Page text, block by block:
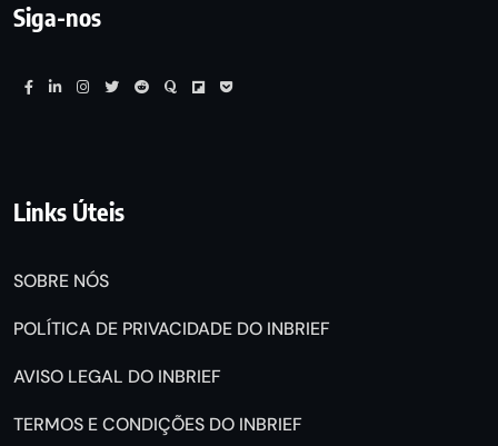
Siga-nos
Links Úteis
SOBRE NÓS
POLÍTICA DE PRIVACIDADE DO INBRIEF
AVISO LEGAL DO INBRIEF
TERMOS E CONDIÇÕES DO INBRIEF